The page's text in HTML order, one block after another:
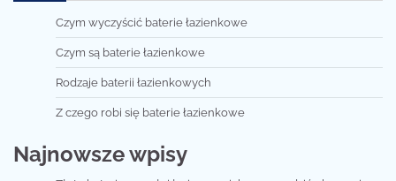
Czym wyczyścić baterie łazienkowe
Czym są baterie łazienkowe
Rodzaje baterii łazienkowych
Z czego robi się baterie łazienkowe
Najnowsze wpisy